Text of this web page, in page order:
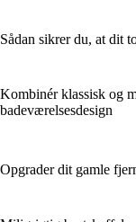
Sådan sikrer du, at dit
Kombinér klassisk og
badeværelsesdesign
Opgrader dit gamle